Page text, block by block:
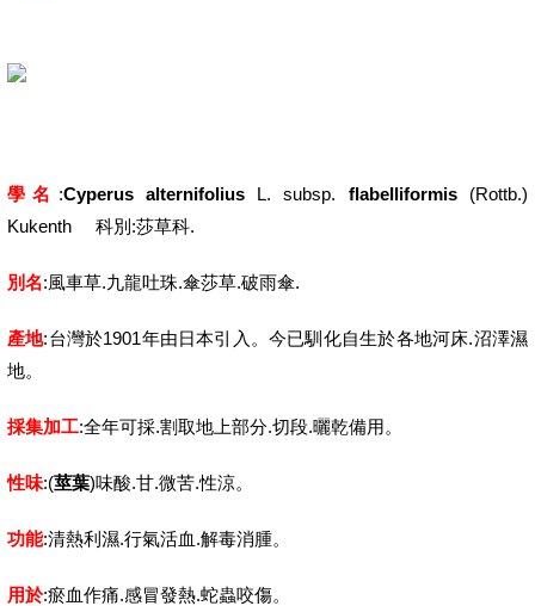
學名 :Cyperus alternifoliusL. subsp. flabelliformis(Rottb.)
Kukenth 科別:莎草科.
別名:風車草.九龍吐珠.傘莎草.破雨傘.
產地:台灣於1901年由日本引入。今已馴化自生於各地河床.沼澤濕
地。
採集加工:全年可採.割取地上部分.切段.曬乾備用。
性味:(莖葉)味酸.甘.微苦.性涼。
功能:清熱利濕.行氣活血.解毒消腫。
用於:瘀血作痛.感冒發熱.蛇蟲咬傷。